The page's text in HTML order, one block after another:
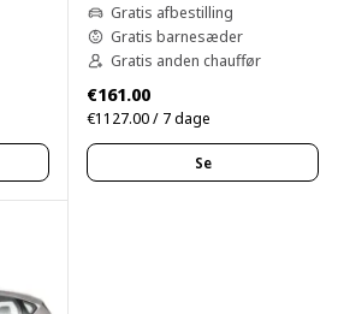
Gratis afbestilling
Gratis barnesæder
Gratis anden chauffør
€161.00
€1127.00 / 7 dage
Se